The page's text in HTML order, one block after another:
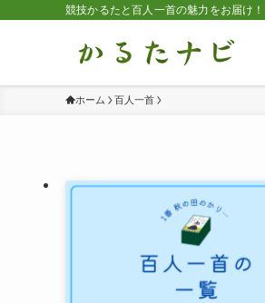
競技かるたと百人一首の魅力をお届け！
ホーム 百人一首